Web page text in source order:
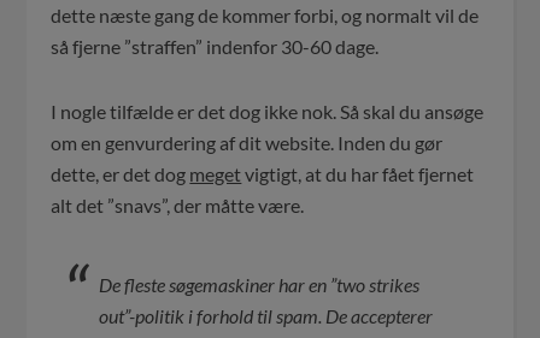
dette næste gang de kommer forbi, og normalt vil de
så fjerne ”straffen” indenfor 30-60 dage.
I nogle tilfælde er det dog ikke nok. Så skal du ansøge
om en genvurdering af dit website. Inden du gør
dette, er det dog megetvigtigt, at du har fået fjernet
alt det ”snavs”, der måtte være.
De fleste søgemaskiner har en ”two strikes
out”-politik i forhold til spam. De accepterer